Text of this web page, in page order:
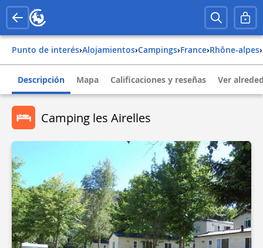
Punto de interés› Alojamientos› Campings› france› rhône-alpes›
Descripción Mapa Calificaciones y reseñas Ver
Camping les Airelles